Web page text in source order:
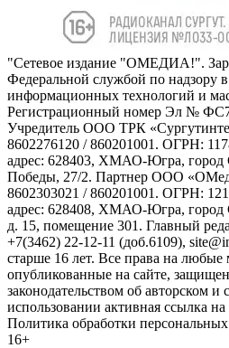
"Сетевое издание "ОМЕДИА!".
Федеральной службой по надзору в
информационных технологий и
Регистрационный номер Эл №
Учредитель ООО ТРК
8602276120 / 860201001. ОГРН:
адрес: 628403, ХМАО-Югра, город
Победы, 27/2. Партнер ООО
8602303021 / 860201001. ОГРН:
адрес: 628408, ХМАО-Югра, город
д. 15, помещение 301. Главный
+7(3462) 22-12-11 (доб.6109),
старше 16 лет. Все права на любые
опубликованные на сайте,
законодательством об авторском
использовании активная ссылка на
Политика обработки
16+